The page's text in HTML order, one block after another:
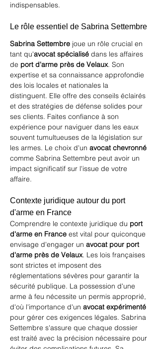
indispensables.
Le rôle essentiel de Sabrina Settembre
Sabrina Settembre joue un rôle crucial en
tant qu'avocat spécialisé dans les affaires
de port d'arme près de Velaux. Son
expertise et sa connaissance approfondie
des lois locales et nationales la
distinguent. Elle offre des conseils éclairés
et des stratégies de défense solides pour
ses clients. Faites confiance à son
expérience pour naviguer dans les eaux
souvent tumultueuses de la législation sur
les armes. Le choix d'un avocat chevronné
comme Sabrina Settembre peut avoir un
impact significatif sur l'issue de votre
affaire.
Contexte juridique autour du port
d'arme en France
Comprendre le contexte juridique du port
d'arme en France est vital pour quiconque
envisage d'engager un avocat pour port
d'arme près de Velaux. Les lois françaises
sont strictes et imposent des
réglementations sévères pour garantir la
sécurité publique. La possession d'une
arme à feu nécessite un permis approprié,
d'où l'importance d'un avocat expérimenté
pour gérer ces exigences légales. Sabrina
Settembre s'assure que chaque dossier
est traité avec la précision nécessaire pour